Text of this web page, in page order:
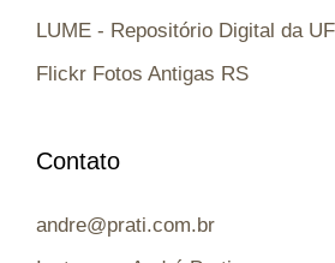
LUME - Repositório Digital da
Flickr Fotos Antigas RS
Contato
andre@prati.com.br